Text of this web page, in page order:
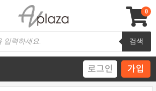
전문 쇼핑몰
검색
0
로그인 가입